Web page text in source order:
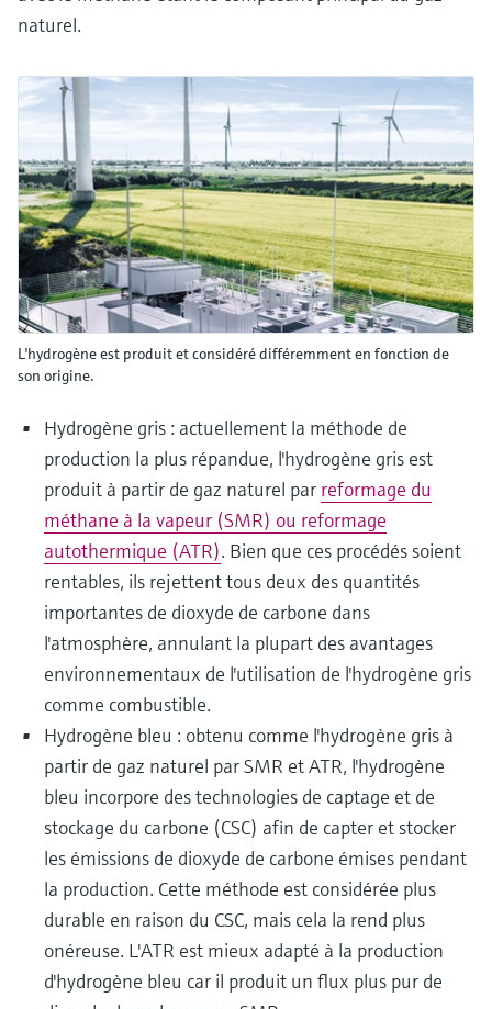
naturel.
L'hydrogène est produit et considéré différemment en fonction de
son origine.
Hydrogène gris : actuellement la méthode de
production la plus répandue, l'hydrogène gris est
produit à partir de gaz naturel par reformage du
méthane à la vapeur (SMR) ou reformage
autothermique (ATR). Bien que ces procédés soient
rentables, ils rejettent tous deux des quantités
importantes de dioxyde de carbone dans
l'atmosphère, annulant la plupart des avantages
environnementaux de l'utilisation de l'hydrogène gris
comme combustible.
Hydrogène bleu : obtenu comme l'hydrogène gris à
partir de gaz naturel par SMR et ATR, l'hydrogène
bleu incorpore des technologies de captage et de
stockage du carbone (CSC) afin de capter et stocker
les émissions de dioxyde de carbone émises pendant
la production. Cette méthode est considérée plus
durable en raison du CSC, mais cela la rend plus
onéreuse. L'ATR est mieux adapté à la production
d'hydrogène bleu car il produit un flux plus pur de